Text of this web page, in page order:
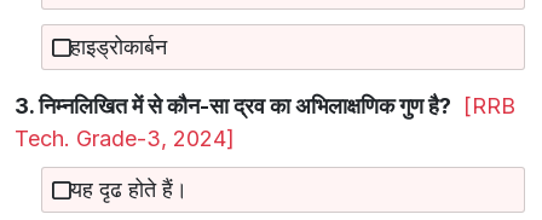
हाइड्रोकार्बन
3. निम्नलिखित में से कौन-सा द्रव का अभिलाक्षणिक गुण है?
[RRB
Tech. Grade-3, 2024]
यह दृढ होते हैं।